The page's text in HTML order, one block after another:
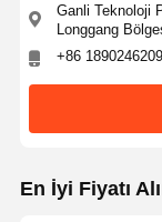
Ganli Teknoloji
Longgang
+86
En İyi Fiyatı